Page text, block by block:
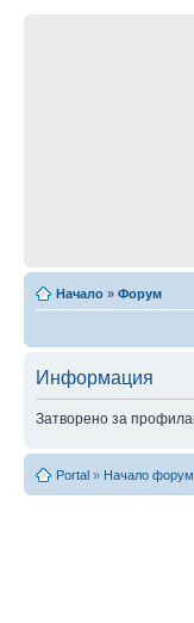
Начало » Форум
Информация
Затворено за
Portal » Начало форум